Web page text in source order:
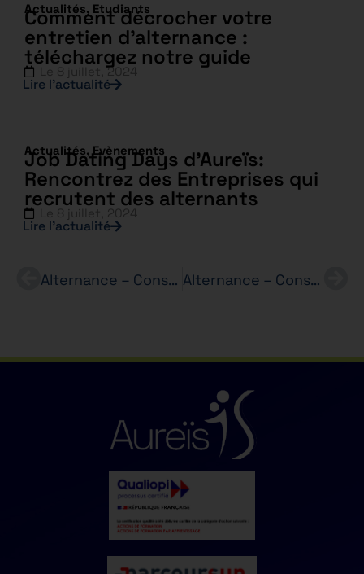
Actualités, Etudiants
Comment décrocher votre
entretien d’alternance :
téléchargez notre guide
8 juillet, 2024
Lire l’actualité
Actualités,Evènements
Job Dating Days d’Aureïs:
Rencontrez des Entreprises qui
recrutent des alternants
Lire l’actualité
Alternance – Conseiller(ère) immobilier en transaction – Agence Immobilière – BTS PI Alternance – Conseiller(ère) en Immobilier (H/F) – Agence Immobilière – BTS PI